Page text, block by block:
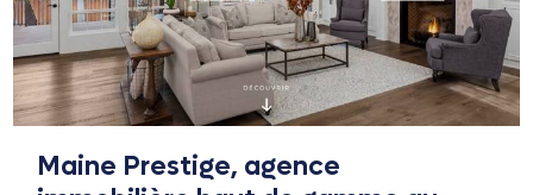
Maine Prestige, agence